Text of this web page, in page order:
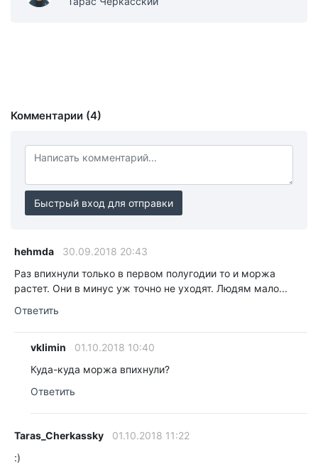
Комментарии (4)
Быстрый вход для отправки
hehmda
30.09.2018 20:43
Раз впихнули только в первом полугодии то и моржа
растет. Они в минус уж точно не уходят. Людям мало...
Ответить
vklimin
01.10.2018 10:40
Куда-куда моржа впихнули?
Ответить
Taras_Cherkassky
01.10.2018 11:22
:)